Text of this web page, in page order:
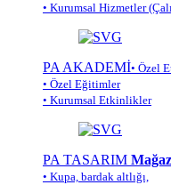
• Kurumsal Hizmetler
PA AKADEMİ• Özel
• Özel Eğitimler
• Kurumsal Etkinlikler
PA TASARIM
• Kupa, bardak altlığı,